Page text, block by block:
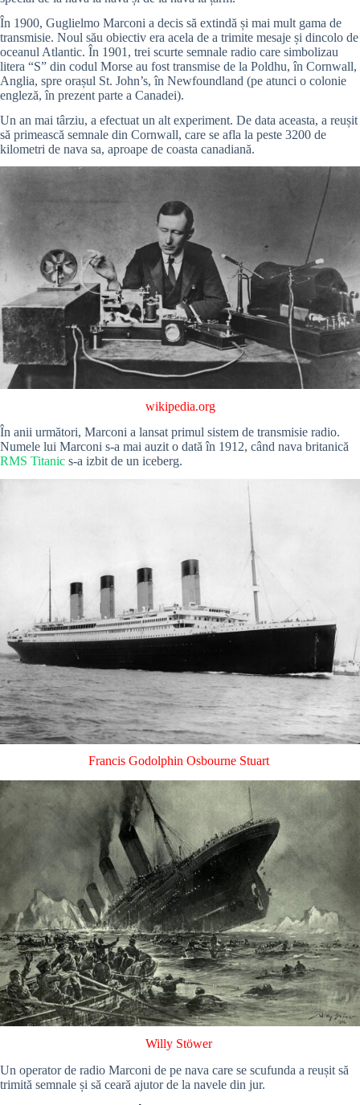
În 1900, Guglielmo Marconi a decis să extindă și mai mult gama de
transmisie. Noul său obiectiv era acela de a trimite mesaje și dincolo de
oceanul Atlantic. În 1901, trei scurte semnale radio care simbolizau
litera “S” din codul Morse au fost transmise de la Poldhu, în Cornwall,
Anglia, spre orașul St. John’s, în Newfoundland (pe atunci o colonie
engleză, în prezent parte a Canadei).
Un an mai târziu, a efectuat un alt experiment. De data aceasta, a reușit
să primească semnale din Cornwall, care se afla la peste 3200 de
kilometri de nava sa, aproape de coasta canadiană.
wikipedia.org
În anii următori, Marconi a lansat primul sistem de transmisie radio.
Numele lui Marconi s-a mai auzit o dată în 1912, când nava britanică
RMS Titanic s-a izbit de un iceberg.
Francis Godolphin Osbourne Stuart
Willy Stöwer
Un operator de radio Marconi de pe nava care se scufunda a reușit să
trimită semnale și să ceară ajutor de la navele din jur.